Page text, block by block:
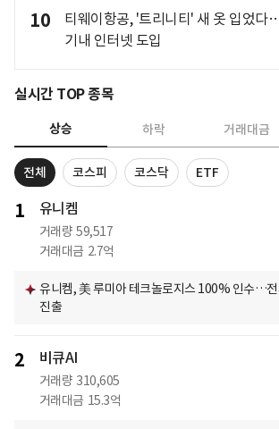
10
티웨이항공, '트리니티' 새 옷 입었다
기내 인터넷 도입
실시간 TOP 종목
상승 하락 거래대금
전체 코스피 코스닥 ETF
1 유니켐
거래량 59,517
거래대금 2.7억
유니켐, 美 루미아 테크놀로지스 100% 인수…
진출
2 비큐AI
거래량 310,605
거래대금 15.3억